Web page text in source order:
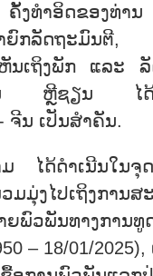
ງທຳອິດຂອງທ່າ
າຍົກລັດຖະມົນຕີ,
ຫັນເຖິງພັກ ແລະ
ນ ຫຼີຊຽນ ໄດ້ຖື
ຈີນ ເປັນສຳຄັນ.
ໄດ້ດຳເນີນໃນຈຸດ
ມຸ່ງໄປເຖິງການສ
ຍພົວພັນທາງການ
– 18/01/